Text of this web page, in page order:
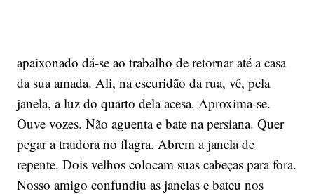
apaixonado dá-se ao trabalho de retornar até a casa
da sua amada. Ali, na escuridão da rua, vê, pela
janela, a luz do quarto dela acesa. Aproxima-se.
Ouve vozes. Não aguenta e bate na persiana. Quer
pegar a traidora no flagra. Abrem a janela de
repente. Dois velhos colocam suas cabeças para fora.
Nosso amigo confundiu as janelas e bateu nos